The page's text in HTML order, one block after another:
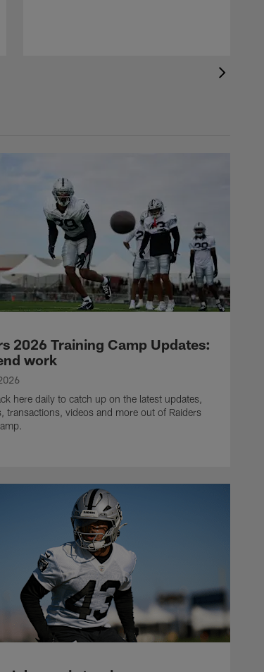
2026 Training Camp Updates:
work
here daily to catch up on the latest updates,
transactions, videos and more out of Raiders